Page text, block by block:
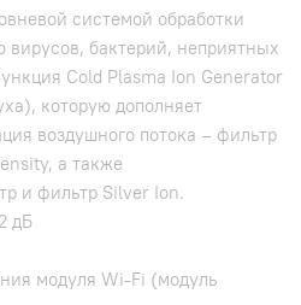
системой обработки
вирусов, бактерий, неприятных
Cold Plasma Ion Generator
которую дополняет
воздушного потока – фильтр
а также
и фильтр Silver Ion.
дБ
модуля Wi-Fi (модуль